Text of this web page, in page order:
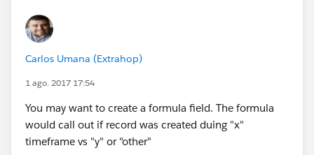
Carlos Umana (Extrahop)
1 ago. 2017 17:54
You may want to create a formula field. The formula
would call out if record was created duing "x"
timeframe vs "y" or "other"